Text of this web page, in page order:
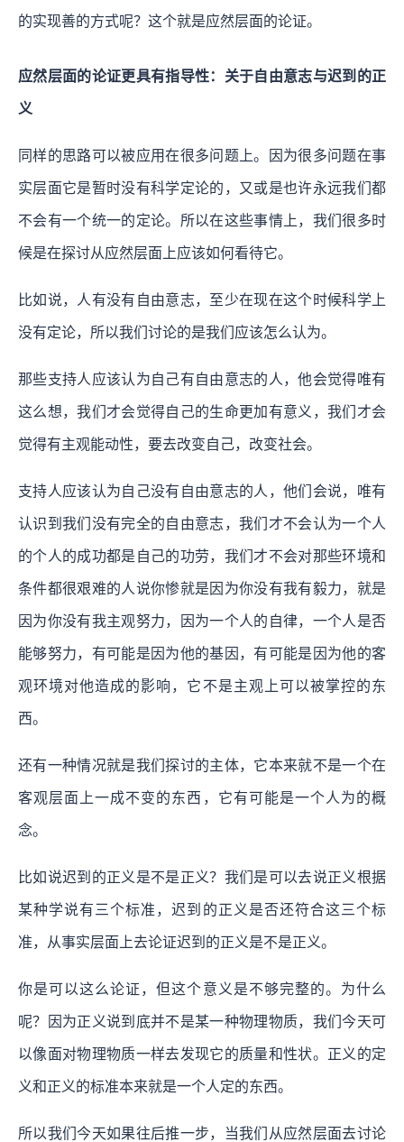
的实现善的方式呢？这个就是应然层面的论证。
应然层面的论证更具有指导性：关于自由意志与迟到的正
义
同样的思路可以被应用在很多问题上。因为很多问题在事
实层面它是暂时没有科学定论的，又或是也许永远我们都
不会有一个统一的定论。所以在这些事情上，我们很多时
候是在探讨从应然层面上应该如何看待它。
比如说，人有没有自由意志，至少在现在这个时候科学上
没有定论，所以我们讨论的是我们应该怎么认为。
那些支持人应该认为自己有自由意志的人，他会觉得唯有
这么想，我们才会觉得自己的生命更加有意义，我们才会
觉得有主观能动性，要去改变自己，改变社会。
支持人应该认为自己没有自由意志的人，他们会说，唯有
认识到我们没有完全的自由意志，我们才不会认为一个人
的个人的成功都是自己的功劳，我们才不会对那些环境和
条件都很艰难的人说你惨就是因为你没有我有毅力，就是
因为你没有我主观努力，因为一个人的自律，一个人是否
能够努力，有可能是因为他的基因，有可能是因为他的客
观环境对他造成的影响，它不是主观上可以被掌控的东
西。
还有一种情况就是我们探讨的主体，它本来就不是一个在
客观层面上一成不变的东西，它有可能是一个人为的概
念。
比如说迟到的正义是不是正义？我们是可以去说正义根据
某种学说有三个标准，迟到的正义是否还符合这三个标
准，从事实层面上去论证迟到的正义是不是正义。
你是可以这么论证，但这个意义是不够完整的。为什么
呢？因为正义说到底并不是某一种物理物质，我们今天可
以像面对物理物质一样去发现它的质量和性状。正义的定
义和正义的标准本来就是一个人定的东西。
所以我们今天如果往后推一步，当我们从应然层面去讨论